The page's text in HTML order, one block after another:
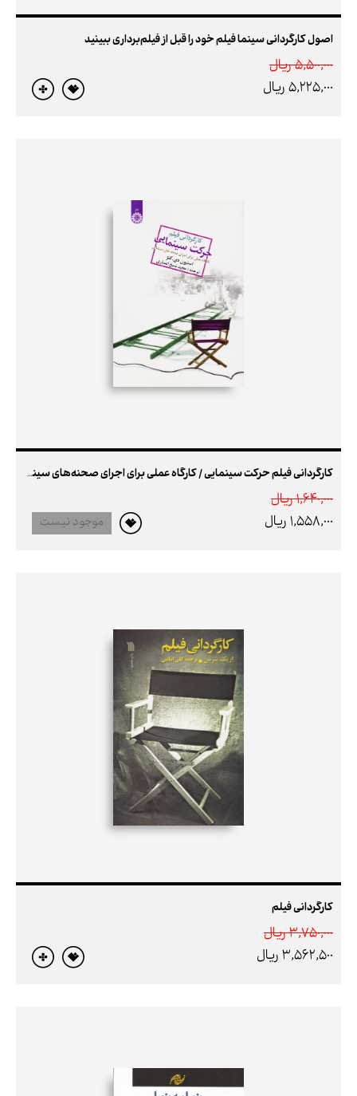
اصول کارگردانی سینما فیلم خود را قبل از فیلم‌برداری ببینید
5,500,000 ريال
5,225,000 ريال
کارگردانی فیلم حرکت سینمایی / کارگاه عملی برای اجرای صحنه‌های سینمایی (1027)
1,640,000 ريال
1,558,000 ريال
موجود نیست
کارگردانی فیلم
3,750,000 ريال
3,562,500 ريال